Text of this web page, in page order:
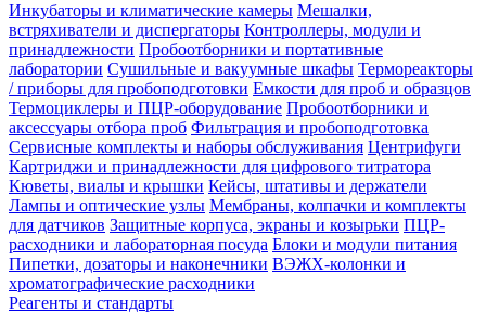
Инкубаторы и климатические камеры Мешалки,
встряхиватели и диспергаторы Контроллеры, модули и
принадлежности Пробоотборники и портативные
лаборатории Сушильные и вакуумные шкафы Термореакторы
/ приборы для пробоподготовки Емкости для проб и образцов
Термоциклеры и ПЦР-оборудование Пробоотборники и
аксессуары отбора проб Фильтрация и пробоподготовка
Сервисные комплекты и наборы обслуживания Центрифуги
Картриджи и принадлежности для цифрового титратора
Кюветы, виалы и крышки Кейсы, штативы и держатели
Лампы и оптические узлы Мембраны, колпачки и комплекты
для датчиков Защитные корпуса, экраны и козырьки ПЦР-
расходники и лабораторная посуда Блоки и модули питания
Пипетки, дозаторы и наконечники ВЭЖХ-колонки и
хроматографические расходники
Реагенты и стандарты